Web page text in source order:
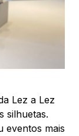
Lez a Lez
silhuetas.
eventos mais